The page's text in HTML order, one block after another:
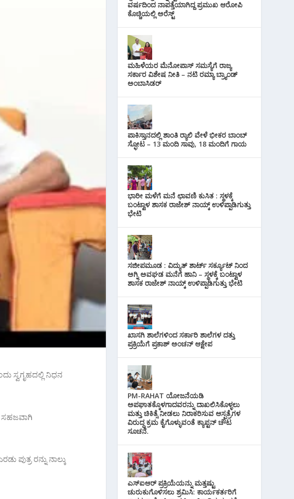
ಸ್ವಗೃಹದಲ್ಲಿ ನಿಧನ
ಪುತ್ರ ರನ್ನು ನಾಲ್ಕು
ವರ್ಷದಿಂದ ನಾಪತ್ತೆಯಾಗಿದ್ದ ಪ್ರಮುಖ ಆರೋಪಿ
ಕೊಚ್ಚಿಯಲ್ಲಿ ಅರೆಸ್ಟ್‌
ಮಹಿಳೆಯರ ಮೆನೋಪಾಸ್ ಸಮಸ್ಯೆಗೆ ರಾಜ್ಯ
ಸರ್ಕಾರ ವಿಶೇಷ ನೀತಿ – ನಟಿ ರಮ್ಯಾ ಬ್ರ್ಯಾಂಡ್
ಅಂಬಾಸಿಡರ್
ಪಾಕಿಸ್ತಾನದಲ್ಲಿ ಶಾಂತಿ ರ‍್ಯಾಲಿ ವೇಳೆ ಭೀಕರ ಬಾಂಬ್
ಸ್ಫೋಟ – 13 ಮಂದಿ ಸಾವು, 18 ಮಂದಿಗೆ ಗಾಯ
ಭಾರೀ ಮಳೆಗೆ ಮನೆ ಛಾವಣಿ ಕುಸಿತ : ಸ್ಥಳಕ್ಕೆ
ಬಂಟ್ವಾಳ ಶಾಸಕ ರಾಜೇಶ್ ನಾಯ್ಕ್ ಉಳಿಪ್ಪಾಡಿಗುತ್ತು
ಭೇಟಿ
ಸಜೀಪಮೂಡ : ವಿದ್ಯುತ್ ಶಾರ್ಟ್ ಸರ್ಕ್ಯೂಟ್‌ ನಿಂದ
ಅಗ್ನಿ ಅವಘಡ ಮನೆಗೆ ಹಾನಿ – ಸ್ಥಳಕ್ಕೆ ಬಂಟ್ವಾಳ
ಶಾಸಕ ರಾಜೇಶ್ ನಾಯ್ಕ್ ಉಳಿಪ್ಪಾಡಿಗುತ್ತು ಭೇಟಿ
ಖಾಸಗಿ ಶಾಲೆಗಳಿಂದ ಸರ್ಕಾರಿ ಶಾಲೆಗಳ ದತ್ತು
ಪ್ರಕ್ರಿಯೆಗೆ ಪ್ರಕಾಶ್ ಅಂಚನ್ ಆಕ್ಷೇಪ
PM-RAHAT ಯೋಜನೆಯಡಿ
ಅಪಘಾತಕ್ಕೊಳಗಾದವರನ್ನು ದಾಖಲಿಸಿಕೊಳ್ಳಲು
ಮತ್ತು ಚಿಕಿತ್ಸೆ ನೀಡಲು ನಿರಾಕರಿಸುವ ಆಸ್ಪತ್ರೆಗಳ
ವಿರುದ್ಧ ಕ್ರಮ ಕೈಗೊಳ್ಳುವಂತೆ ಕ್ಯಾಪ್ಟನ್ ಚೌಟ
ಸೂಚನೆ.
ಎಸ್‌ಐಆರ್ ಪ್ರಕ್ರಿಯೆಯನ್ನು ಮತ್ತಷ್ಟು
ಚುರುಕುಗೊಳಿಸಲು ಶ್ರಮಿಸಿ: ಕಾರ್ಯಕರ್ತರಿಗೆ